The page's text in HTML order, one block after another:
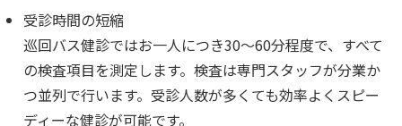
受診時間の短縮
巡回バス健診ではお一人につき30～60分程度で、すべて
の検査項目を測定します。検査は専門スタッフが分業か
つ並列で行います。受診人数が多くても効率よくスピー
ディーな健診が可能です。